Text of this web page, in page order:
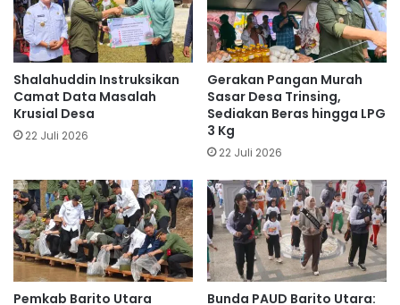
Shalahuddin Instruksikan
Camat Data Masalah
Krusial Desa
22 Juli 2026
Gerakan Pangan Murah
Sasar Desa Trinsing,
Sediakan Beras hingga LPG
3 Kg
22 Juli 2026
Pemkab Barito Utara Bunda PAUD Barito Utara: